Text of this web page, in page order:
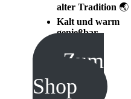
alter Tradition 🌏
Kalt und warm
genießbar
Zum
Shop